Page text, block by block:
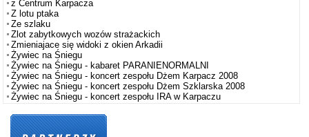
z Centrum Karpacza
Z lotu ptaka
Ze szlaku
Zlot zabytkowych wozów strażackich
Zmieniajace się widoki z okien Arkadii
Żywiec na Śniegu
Żywiec na Śniegu - kabaret PARANIENORMALNI
Żywiec na Śniegu - koncert zespołu Dżem Karpacz 2008
Żywiec na Śniegu - koncert zespołu Dżem Szklarska 2008
Żywiec na Śniegu - koncert zespołu IRA w Karpaczu